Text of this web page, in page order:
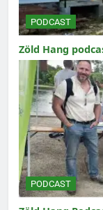
PODCAST
Zöld Hang
PODCAST